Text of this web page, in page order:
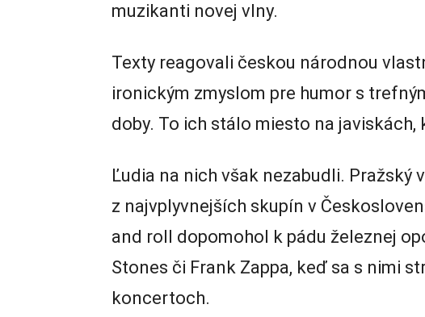
muzikanti novej vlny.
Texty reagovali českou národnou
ironickým zmyslom pre humor s
doby. To ich stálo miesto na
Ľudia na nich však nezabudli. Pražský
z najvplyvnejších skupín v
and roll dopomohol k pádu železnej
Stones či Frank Zappa, keď sa s nimi
koncertoch.